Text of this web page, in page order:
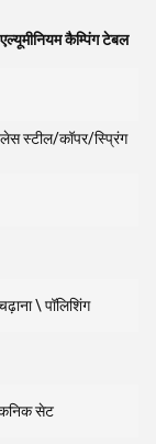
कैम्पिंग टेबल
स्टील/कॉपर/स्प्रिंग
\ पॉलिशिंग
सेट